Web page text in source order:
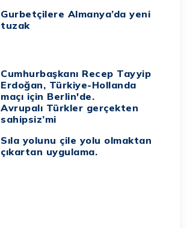
Gurbetçilere Almanya’da yeni
tuzak
Cumhurbaşkanı Recep Tayyip
Erdoğan, Türkiye-Hollanda
maçı için Berlin'de.
Avrupalı Türkler gerçekten
sahipsiz’mi
Sıla yolunu çile yolu olmaktan
çıkartan uygulama.